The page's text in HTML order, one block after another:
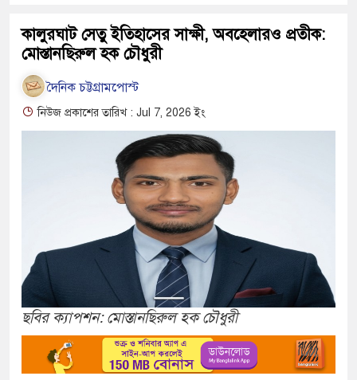
কালুরঘাট সেতু ইতিহাসের সাক্ষী, অবহেলারও প্রতীক:
মোস্তানছিরুল হক চৌধুরী
দৈনিক চট্টগ্রামপোস্ট
নিউজ প্রকাশের তারিখ : Jul 7, 2026 ইং
ছবির ক্যাপশন: মোস্তানছিরুল হক চৌধুরী